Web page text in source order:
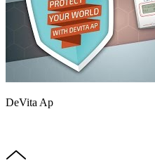
DeVita Ap